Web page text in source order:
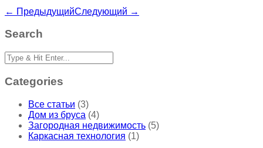
← ПредыдущийСледующий →
Search
Categories
Все статьи (3)
Дом из бруса (4)
Загородная недвижимость (5)
Каркасная технология (1)